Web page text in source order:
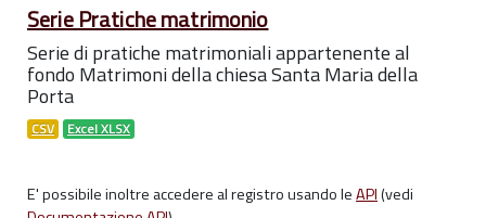
Serie Pratiche matrimonio
Serie di pratiche matrimoniali appartenente al
fondo Matrimoni della chiesa Santa Maria della
Porta
CSV Excel XLSX
E' possibile inoltre accedere al registro usando leAPI(vedi